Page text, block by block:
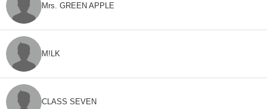
Mrs. GREEN APPLE
M!LK
CLASS SEVEN